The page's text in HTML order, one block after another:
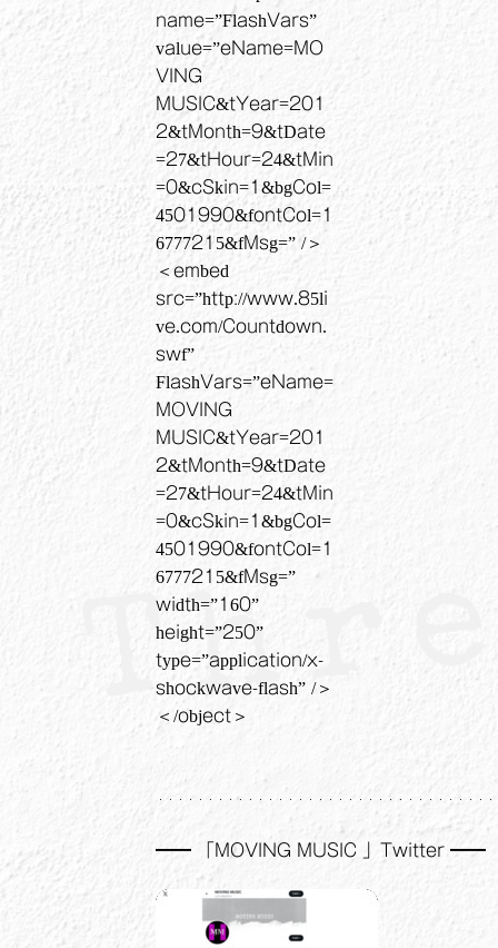
・・・・・・・・・・・・・・・・・・・・・・・・・・・・・・・・・
━━ 「MOVING MUSIC 」Twitter ━━